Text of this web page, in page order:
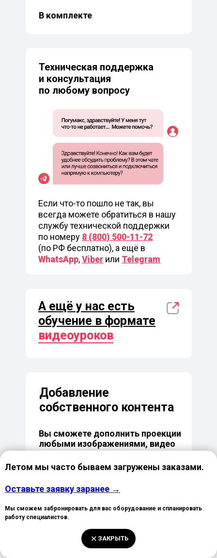
Летом мы часто бываем загружены заказами.
Оставьте заявку заранее →
Мы сможем забронировать для вас оборудование и спланировать
работу специалистов.
ЗАКРЫТЬ
В комплекте
Техническая поддержка
и консультация
по любому вопросу
Добавление
собственного контента
А ещё у нас есть
обучение в формате
видеоуроков
Если что-то пошло не так, вы
всегда можете обратиться в нашу
службу технической поддержки
по номеру 8 (800) 500-11-72
(по РФ бесплатно), а ещё в
WhatsApp,Viber или Telegram
Вы сможете дополнить проекции
любыми изображениями, видео
и текстами
Используйте этот функционал
поздравлений, перформансов
и любых других мероприятий